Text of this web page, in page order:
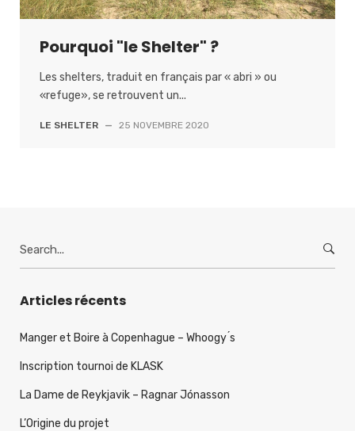
Pourquoi "le Shelter" ?
Les shelters, traduit en français par « abri » ou
«refuge», se retrouvent un...
LE SHELTER — 25 NOVEMBRE 2020
Articles récents
Manger et Boire à Copenhague – Whoogy ́s
Inscription tournoi de KLASK
La Dame de Reykjavik – Ragnar Jónasson
L’Origine du projet